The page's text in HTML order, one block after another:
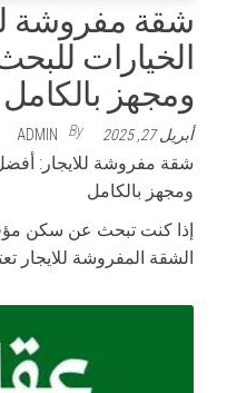
شقة مفروشة
الخيارات
ومجهز بالكامل
أبريل 27, 2025 By
ADMIN
شقة مفروشة للايجار:
ومجهز بالكامل
إذا كنت تبحث عن سكن
الشقة المفروشة للايجار